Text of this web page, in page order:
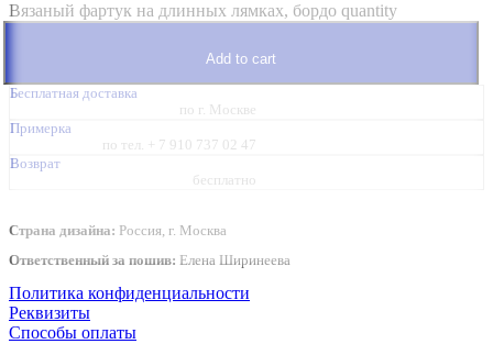
Вязаный фартук на длинных лямках, бордо quantity
Add to cart
Бесплатная доставка
по г. Москве
Примерка
по тел. + 7 910 737 02 47
Возврат
бесплатно
Страна дизайна: Россия, г. Москва
Ответственный за пошив: Елена Ширинеева
Политика конфиденциальности
Реквизиты
Способы оплаты